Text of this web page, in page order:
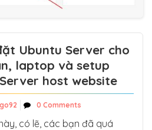
Ubuntu Server cho
laptop và setup
host website
0 Comments
có lẽ, các bạn đã quá